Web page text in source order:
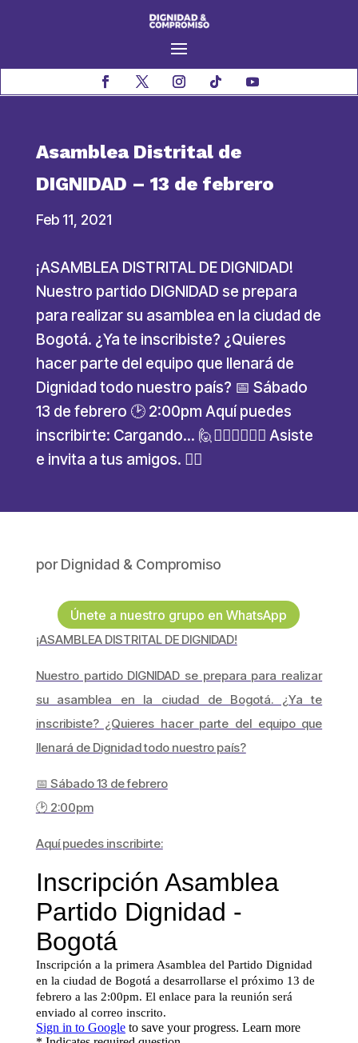
Asamblea Distrital de
DIGNIDAD – 13 de febrero
Feb 11, 2021
¡ASAMBLEA DISTRITAL DE DIGNIDAD!
Nuestro partido DIGNIDAD se prepara
para realizar su asamblea en la ciudad de
Bogotá. ¿Ya te inscribiste? ¿Quieres
hacer parte del equipo que llenará de
Dignidad todo nuestro país? 📅 Sábado
13 de febrero 🕑 2:00pm Aquí puedes
inscribirte: Cargando… 🙋🙋🏻‍♂️🙋🏾‍♀️ Asiste
e invita a tus amigos. ✌🏽
porDignidad & Compromiso
Únete a nuestro grupo en WhatsApp
¡ASAMBLEA DISTRITAL DE DIGNIDAD!
Nuestro partido DIGNIDAD se prepara para realizar
su asamblea en la ciudad de Bogotá. ¿Ya te
inscribiste? ¿Quieres hacer parte del equipo que
llenará de Dignidad todo nuestro país?
📅 Sábado 13 de febrero
🕑 2:00pm
Aquí puedes inscribirte: